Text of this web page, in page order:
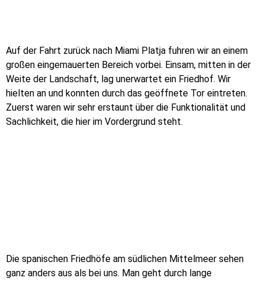
Auf der Fahrt zurück nach Miami Platja fuhren wir an einem
großen eingemauerten Bereich vorbei. Einsam, mitten in der
Weite der Landschaft, lag unerwartet ein Friedhof. Wir
hielten an und konnten durch das geöffnete Tor eintreten.
Zuerst waren wir sehr erstaunt über die Funktionalität und
Sachlichkeit, die hier im Vordergrund steht.
Die spanischen Friedhöfe am südlichen Mittelmeer sehen
ganz anders aus als bei uns. Man geht durch lange